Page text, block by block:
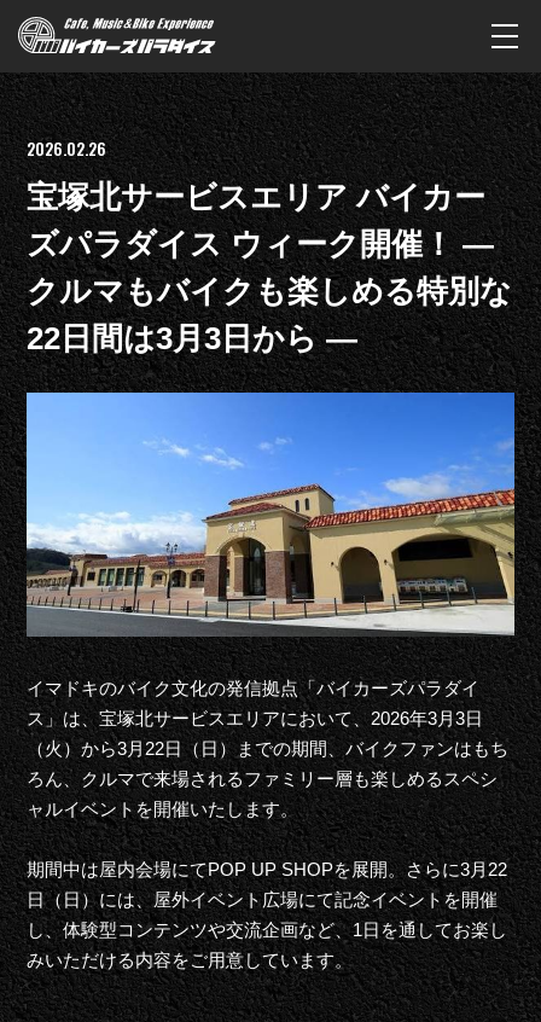
2026.02.26
宝塚北サービスエリア バイカー
ズパラダイス ウィーク開催！ ―
クルマもバイクも楽しめる特別な
22日間は3月3日から ―
イマドキのバイク文化の発信拠点「バイカーズパラダイ
ス」は、宝塚北サービスエリアにおいて、2026年3月3日
（火）から3月22日（日）までの期間、バイクファンはもち
ろん、クルマで来場されるファミリー層も楽しめるスペシ
ャルイベントを開催いたします。
期間中は屋内会場にてPOP UP SHOPを展開。さらに3月22
日（日）には、屋外イベント広場にて記念イベントを開催
し、体験型コンテンツや交流企画など、1日を通してお楽し
みいただける内容をご用意しています。